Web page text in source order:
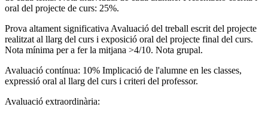
oral del projecte de curs: 25%.
Prova altament significativa Avaluació del treball escrit del projecte
realitzat al llarg del curs i exposició oral del projecte final del curs.
Nota mínima per a fer la mitjana >4/10. Nota grupal.
Avaluació contínua: 10% Implicació de l'alumne en les classes,
expressió oral al llarg del curs i criteri del professor.
Avaluació extraordinària: